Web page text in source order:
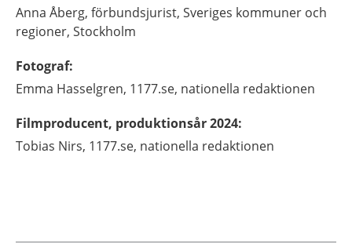
Anna Åberg, förbundsjurist, Sveriges kommuner och
regioner, Stockholm
Fotograf:
Emma Hasselgren, 1177.se, nationella redaktionen
Filmproducent, produktionsår 2024:
Tobias Nirs, 1177.se, nationella redaktionen